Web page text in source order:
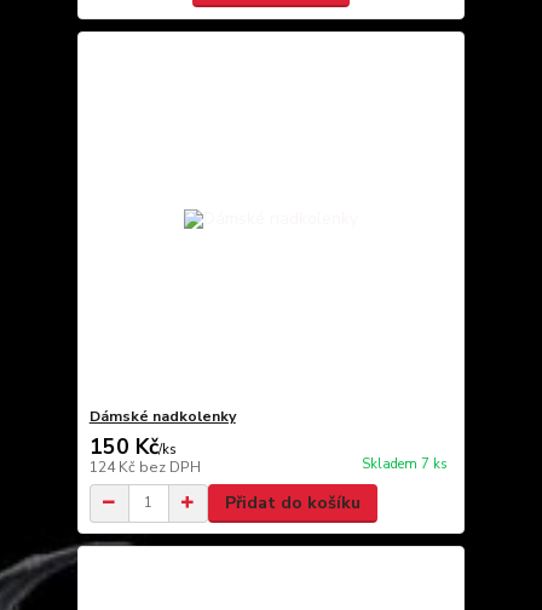
Dámské nadkolenky
150 Kč/ks
124 Kč bez DPH Skladem 7 ks
Přidat do košíku